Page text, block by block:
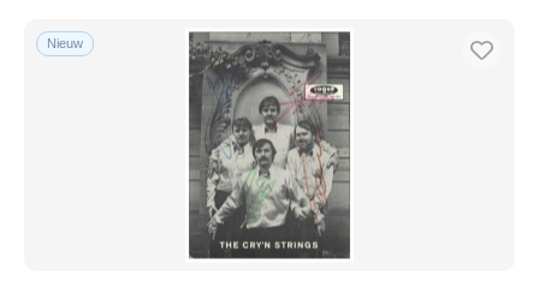
Nieuw